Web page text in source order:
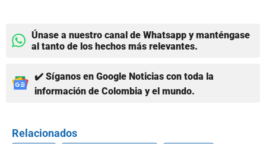
Únase a nuestro canal de Whatsapp y manténgase
al tanto de los hechos más relevantes.
✔️ Síganos en Google Noticias con toda la
información de Colombia y el mundo.
Relacionados